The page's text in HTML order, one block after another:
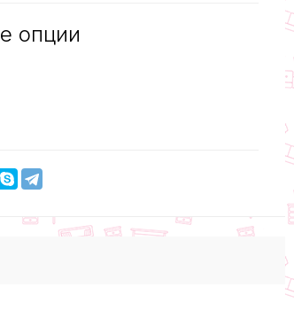
опции